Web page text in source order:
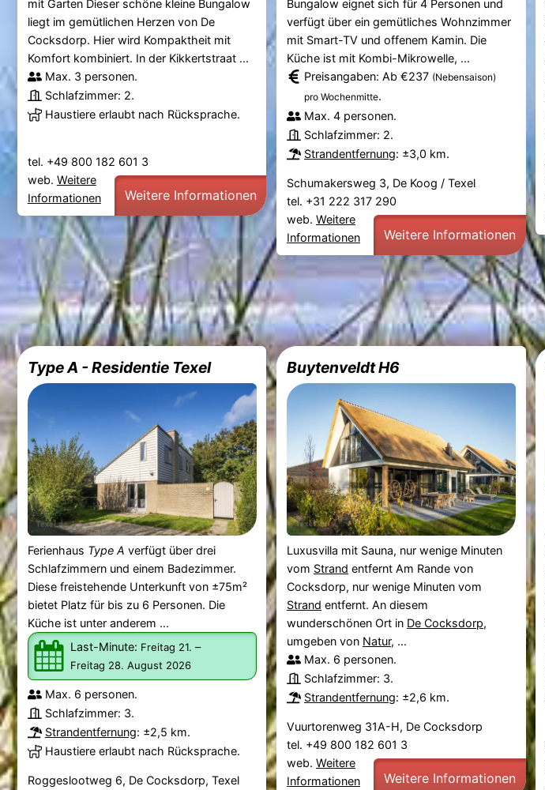
mit Garten Dieser schöne kleine Bungalow
liegt im gemütlichen Herzen von De
Cocksdorp. Hier wird Kompaktheit mit
Komfort kombiniert. In der Kikkertstraat ...
Max. 3 personen.
Schlafzimmer: 2.
Haustiere erlaubt nach Rücksprache.
tel. +49 800 182 601 3
web. Weitere
Informationen
Weitere Informationen
Bungalow eignet sich für 4 Personen und
verfügt über ein gemütliches Wohnzimmer
mit Smart-TV und offenem Kamin. Die
Küche ist mit Kombi-Mikrowelle, ...
Preisangaben: Ab €237 (Nebensaison)
pro Wochenmitte.
Max. 4 personen.
Schlafzimmer: 2.
Strandentfernung: ±3,0 km.
Schumakersweg 3, De Koog / Texel
tel. +31 222 317 290
web. Weitere
Informationen
Weitere Informationen
Type A - Residentie Texel
Ferienhaus Type A verfügt über drei
Schlafzimmern und einem Badezimmer.
Diese freistehende Unterkunft von ±75m²
bietet Platz für bis zu 6 Personen. Die
Küche ist unter anderem ...
Last-Minute: Freitag 21. –
Freitag 28. August 2026
Max. 6 personen.
Schlafzimmer: 3.
Strandentfernung: ±2,5 km.
Haustiere erlaubt nach Rücksprache.
Roggeslootweg 6, De Cocksdorp, Texel
Buytenveldt H6
Luxusvilla mit Sauna, nur wenige Minuten
vom Strand entfernt Am Rande von
Cocksdorp, nur wenige Minuten vom
Strand entfernt. An diesem
wunderschönen Ort in De Cocksdorp,
umgeben von Natur, ...
Max. 6 personen.
Schlafzimmer: 3.
Strandentfernung: ±2,6 km.
Vuurtorenweg 31A-H, De Cocksdorp
tel. +49 800 182 601 3
web. Weitere
Informationen
Weitere Informationen